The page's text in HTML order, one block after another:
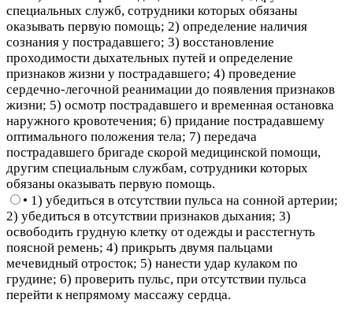
специальных служб, сотрудники которых обязаны
оказывать первую помощь; 2) определение наличия
сознания у пострадавшего; 3) восстановление
проходимости дыхательных путей и определение
признаков жизни у пострадавшего; 4) проведение
сердечно-легочной реанимации до появления признаков
жизни; 5) осмотр пострадавшего и временная остановка
наружного кровотечения; 6) придание пострадавшему
оптимального положения тела; 7) передача
пострадавшего бригаде скорой медицинской помощи,
другим специальным службам, сотрудники которых
обязаны оказывать первую помощь.
• 1) убедиться в отсутствии пульса на сонной артерии;
2) убедиться в отсутствии признаков дыхания; 3)
освободить грудную клетку от одежды и расстегнуть
поясной ремень; 4) прикрыть двумя пальцами
мечевидный отросток; 5) нанести удар кулаком по
грудине; 6) проверить пульс, при отсутствии пульса
перейти к непрямому массажу сердца.